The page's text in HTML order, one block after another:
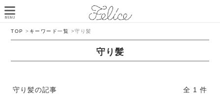
TOP > キーワード一覧 >守り髪
守り髪
守り髪の記事
全 1 件